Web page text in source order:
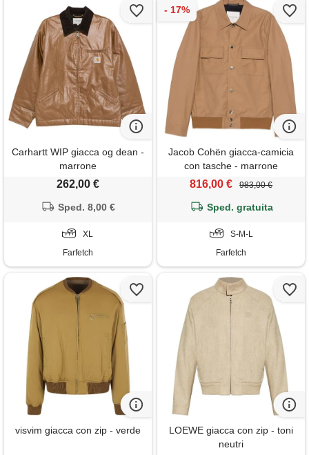
Carhartt WIP giacca og dean -
marrone
262,00 €
Sped. 8,00 €
XL
Farfetch
Jacob Cohën giacca-camicia
con tasche - marrone
816,00 € 983,00 €
Sped. gratuita
S-M-L
Farfetch
visvim giacca con zip - verde
LOEWE giacca con zip - toni
neutri